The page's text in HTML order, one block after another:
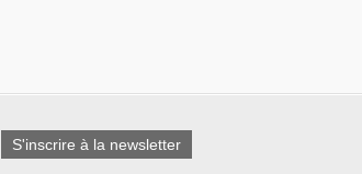
S'inscrire à la newsletter